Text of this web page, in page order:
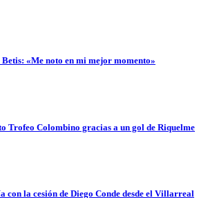
«Me noto en mi mejor momento»
Trofeo Colombino gracias a un gol de Riquelme
con la cesión de Diego Conde desde el Villarreal